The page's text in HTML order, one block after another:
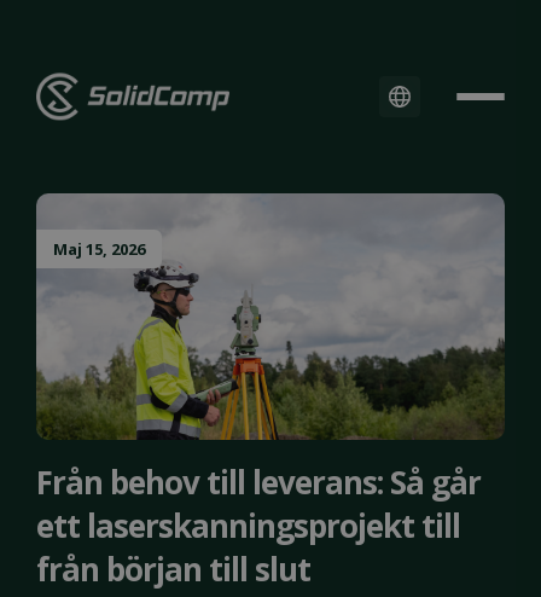
Maj 15, 2026
Från behov till leverans: Så går
ett laserskanningsprojekt till
från början till slut